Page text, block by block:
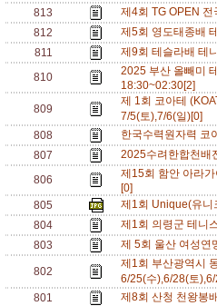
813
제4회 TG OPEN
812
제5회 영도태종배
811
제9회 테슬라배 테
810
2025 부산 올빼미
18:30~02:30[2]
809
제 1회 코아테
7/5(토),7/6(일)[0]
808
한국수력원자력 코
807
2025수려한합천배
806
제15회 함안 아라
[0]
805
제1회 Unique(유
804
제1회 의령군 테니
803
제 5회 울산 여성
802
제1회 부산광역시
6/25(수),6/28(토
801
제8회 산청 천왕봉